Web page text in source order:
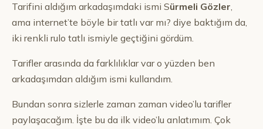
Tarifini aldığım arkadaşımdaki ismi Sürmeli Gözler,
ama internet’te böyle bir tatlı var mı? diye baktığım da,
iki renkli rulo tatlı ismiyle geçtiğini gördüm.
Tarifler arasında da farklılıklar var o yüzden ben
arkadaşımdan aldığım ismi kullandım.
Bundan sonra sizlerle zaman zaman video’lu tarifler
paylaşacağım. İşte bu da ilk video’lu anlatımım. Çok